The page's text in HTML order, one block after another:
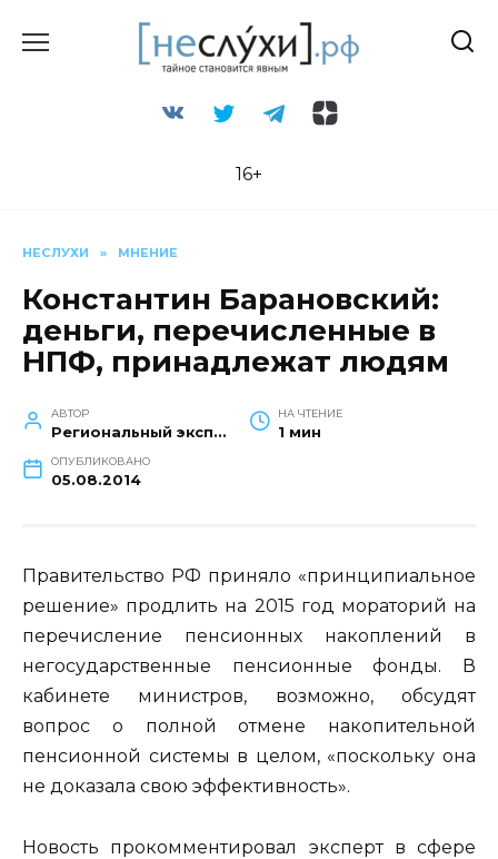
16+
НЕСЛУХИ » МНЕНИЕ
Константин Барановский:
деньги, перечисленные в
НПФ, принадлежат людям
АВТОР
Региональный эксперт
НА ЧТЕНИЕ
1 мин
ОПУБЛИКОВАНО
05.08.2014
Правительство РФ приняло «принципиальное
решение» продлить на 2015 год мораторий на
перечисление пенсионных накоплений в
негосударственные пенсионные фонды. В
кабинете министров, возможно, обсудят
вопрос о полной отмене накопительной
пенсионной системы в целом, «поскольку она
не доказала свою эффективность».
Новость прокомментировал эксперт в сфере